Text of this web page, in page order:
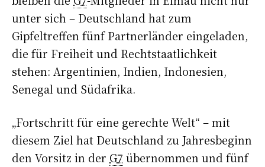
unter sich – Deutschland hat zum
Gipfeltreffen fünf Partnerländer eingeladen,
die für Freiheit und Rechtstaatlichkeit
stehen: Argentinien, Indien, Indonesien,
Senegal und Südafrika.
„Fortschritt für eine gerechte Welt“ – mit
diesem Ziel hat Deutschland zu Jahresbeginn
den Vorsitz in der G7 übernommen und fünf